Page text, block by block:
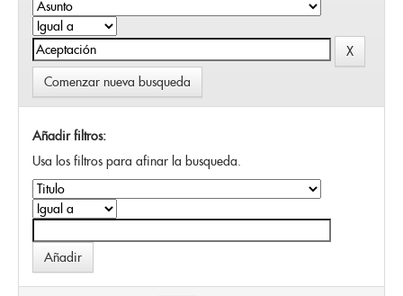
Comenzar nueva busqueda
Añadir filtros:
Usa los filtros para afinar la busqueda.